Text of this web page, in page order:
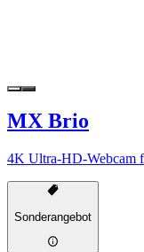
MX Brio
4K Ultra-HD-Webcam
Sonderangebot